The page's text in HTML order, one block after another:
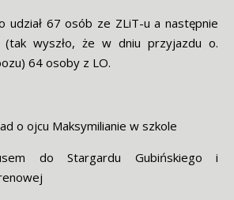
udział 67 osób ze ZLiT-u a następnie
(tak wyszło, że w dniu przyjazdu o.
64 osoby z LO.
o ojcu Maksymilianie w szkole
do Stargardu Gubińskiego i